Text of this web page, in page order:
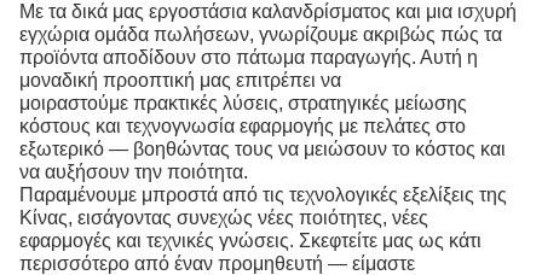
Με τα δικά μας εργοστάσια καλανδρίσματος και μια ισχυρή
εγχώρια ομάδα πωλήσεων, γνωρίζουμε ακριβώς πώς τα
προϊόντα αποδίδουν στο πάτωμα παραγωγής. Αυτή η
μοναδική προοπτική μας επιτρέπει να
μοιραστούμε πρακτικές λύσεις, στρατηγικές μείωσης
κόστους και τεχνογνωσία εφαρμογής με πελάτες στο
εξωτερικό — βοηθώντας τους να μειώσουν το κόστος και
να αυξήσουν την ποιότητα.
Παραμένουμε μπροστά από τις τεχνολογικές εξελίξεις της
Κίνας, εισάγοντας συνεχώς νέες ποιότητες, νέες
εφαρμογές και τεχνικές γνώσεις. Σκεφτείτε μας ως κάτι
περισσότερο από έναν προμηθευτή — είμαστε